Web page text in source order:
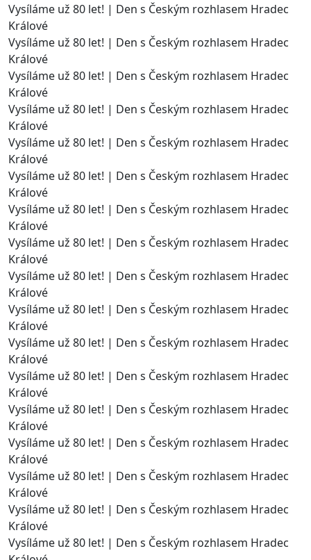
Vysíláme už 80 let! | Den s Českým rozhlasem Hradec
Králové
Vysíláme už 80 let! | Den s Českým rozhlasem Hradec
Králové
Vysíláme už 80 let! | Den s Českým rozhlasem Hradec
Králové
Vysíláme už 80 let! | Den s Českým rozhlasem Hradec
Králové
Vysíláme už 80 let! | Den s Českým rozhlasem Hradec
Králové
Vysíláme už 80 let! | Den s Českým rozhlasem Hradec
Králové
Vysíláme už 80 let! | Den s Českým rozhlasem Hradec
Králové
Vysíláme už 80 let! | Den s Českým rozhlasem Hradec
Králové
Vysíláme už 80 let! | Den s Českým rozhlasem Hradec
Králové
Vysíláme už 80 let! | Den s Českým rozhlasem Hradec
Králové
Vysíláme už 80 let! | Den s Českým rozhlasem Hradec
Králové
Vysíláme už 80 let! | Den s Českým rozhlasem Hradec
Králové
Vysíláme už 80 let! | Den s Českým rozhlasem Hradec
Králové
Vysíláme už 80 let! | Den s Českým rozhlasem Hradec
Králové
Vysíláme už 80 let! | Den s Českým rozhlasem Hradec
Králové
Vysíláme už 80 let! | Den s Českým rozhlasem Hradec
Králové
Vysíláme už 80 let! | Den s Českým rozhlasem Hradec